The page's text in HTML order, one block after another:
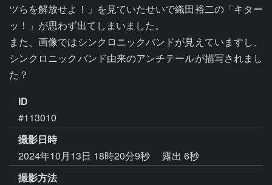
ツらを解放せよ！」を見ていたせいで織田裕二の「キター
ッ！」が思わず出てしまいました。
また、画像ではシンクロニックバンドが見えていますし、
シンクロニックバンド由来のアンチテールが描写されまし
ID
#113010
撮影日時
2024年10月13日 18時20分9秒
露出 6秒
撮影方法